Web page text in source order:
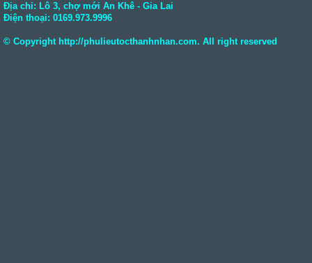
Địa chỉ: Lô 3, chợ mới An Khê - Gia Lai
Điện thoại: 0169.973.9996
© Copyright http://phulieutocthanhnhan.com. All right reserved